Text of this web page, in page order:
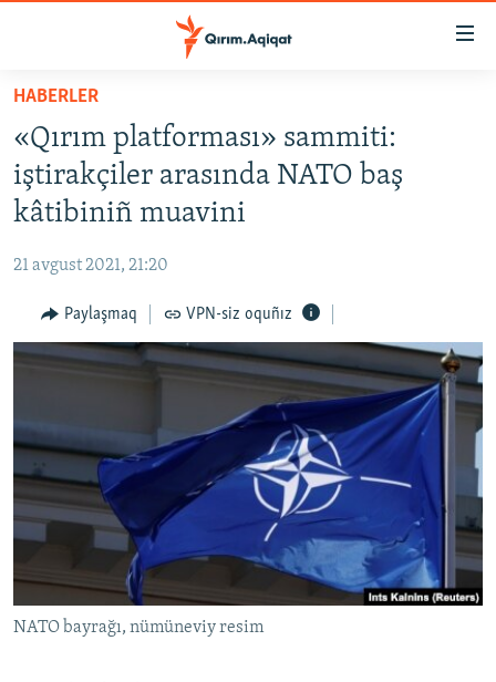
Esas
qaytmaq
Baş
navigatsiyağa
qaytmaq
Qıdıruvğa
qaytmaq
SİYASET
İQTİSADİYAT
MEDENİYET
İNSAN AQLARI
VİDEO
BLOGLAR
FİKİR
Русский
Українською
QOŞULIÑIZ!
HABERLER
«Qırım platforması» sammiti:
iştirakçiler arasında NATO baş
kâtibiniñ muavini
21 avgust 2021, 21:20
Paylaşmaq VPN-siz oquñız
NATO bayrağı, nümüneviy resim